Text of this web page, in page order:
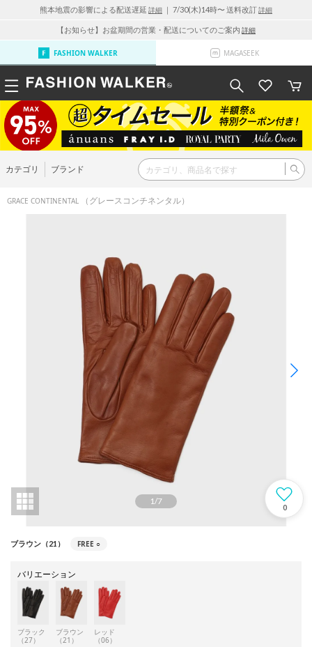
熊本地震の影響による配送遅延 詳細 ｜ 7/30(木)14時〜 送料改訂詳細
【お知らせ】お盆期間の営業・配送についてのご案内 詳細
FASHION WALKER MAGASEEK
カテゴリ ブランド
GRACE CONTINENTAL （グレースコンチネンタル）
1/7
0
ブラウン（21） FREE ○
バリエーション
ブラック
（27）
ブラウン
（21）
レッド
（06）